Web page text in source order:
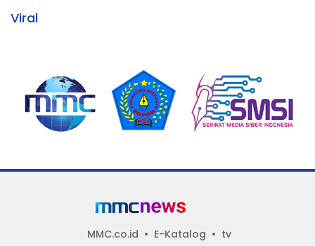
Viral
MMC.co.id E-Katalog tv